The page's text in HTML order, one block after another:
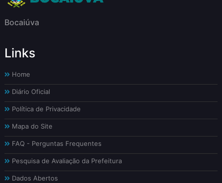
Bocaiúva
Links
Home
Diário Oficial
Política de Privacidade
Mapa do Site
FAQ - Perguntas Frequentes
Pesquisa de Avaliação da Prefeitura
Dados Abertos